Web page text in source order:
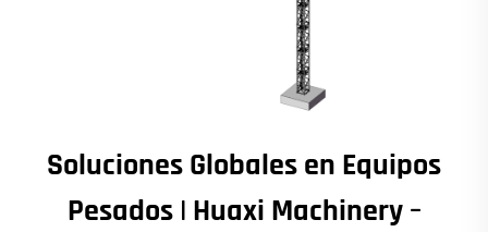
Soluciones Globales en Equipos
Pesados | Huaxi Machinery –